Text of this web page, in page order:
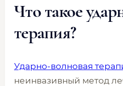
Что такое
терапия?
Ударно-волновая
неинвазивный метод